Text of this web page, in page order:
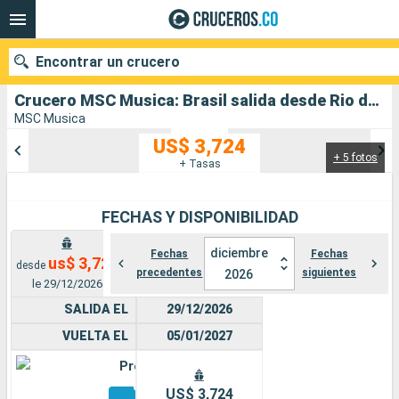
Crucero MSC Musica: Brasil salida desde Rio de Janeiro
MSC Musica
+ 5 fotos
US$ 3,724
+ Tasas
FECHAS Y DISPONIBILIDAD
desde us$ 3,724
le 29/12/2026
Fechas
precedentes
diciembre
2026
Fechas
siguientes
SALIDA EL
VUELTA EL
Premium
Otros
29/12/2026
05/01/2027
US$ 3,724
Encontrar un crucero
Puertos Compañías
Buscar